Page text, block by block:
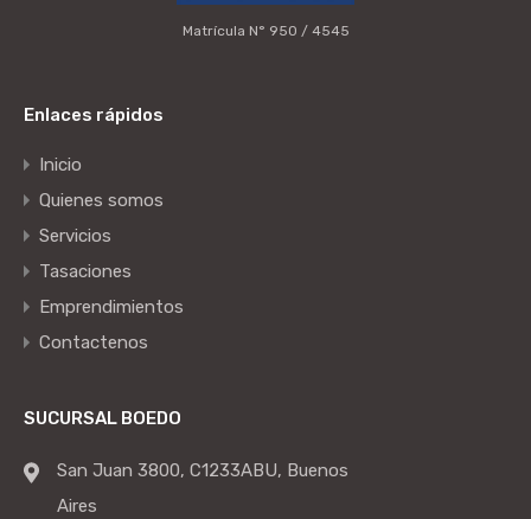
Matrícula N° 950 / 4545
Enlaces rápidos
Inicio
Quienes somos
Servicios
Tasaciones
Emprendimientos
Contactenos
SUCURSAL BOEDO
San Juan 3800, C1233ABU, Buenos
Aires